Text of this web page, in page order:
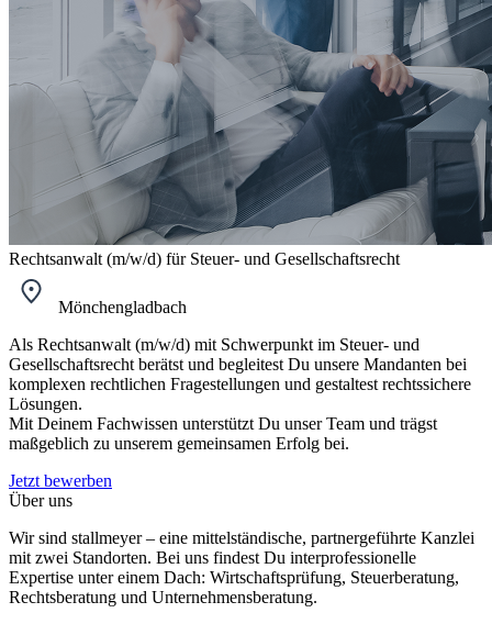
Rechtsanwalt (m/w/d) für Steuer- und Gesellschaftsrecht
Mönchengladbach
Als Rechtsanwalt (m/w/d) mit Schwerpunkt im Steuer- und
Gesellschaftsrecht berätst und begleitest Du unsere Mandanten bei
komplexen rechtlichen Fragestellungen und gestaltest rechtssichere
Lösungen.
Mit Deinem Fachwissen unterstützt Du unser Team und trägst
maßgeblich zu unserem gemeinsamen Erfolg bei.
Jetzt bewerben
Über uns
Wir sind stallmeyer – eine mittelständische, partnergeführte Kanzlei
mit zwei Standorten. Bei uns findest Du interprofessionelle
Expertise unter einem Dach: Wirtschaftsprüfung, Steuerberatung,
Rechtsberatung und Unternehmensberatung.